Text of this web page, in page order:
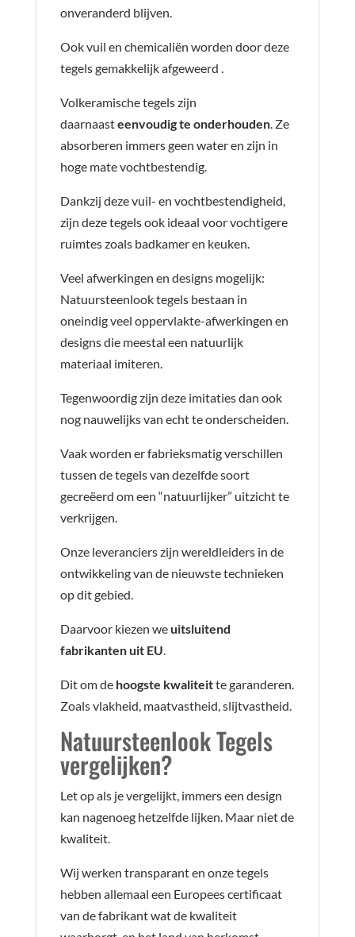
onveranderd blijven.
Ook vuil en chemicaliën worden door deze
tegels gemakkelijk afgeweerd .
Volkeramische tegels zijn
daarnaasteenvoudig te onderhouden. Ze
absorberen immers geen water en zijn in
hoge mate vochtbestendig.
Dankzij deze vuil- en vochtbestendigheid,
zijn deze tegels ook ideaal voor vochtigere
ruimtes zoals badkamer en keuken.
Veel afwerkingen en designs mogelijk:
Natuursteenlook tegels bestaan in
oneindig veel oppervlakte-afwerkingen en
designs die meestal een natuurlijk
materiaal imiteren.
Tegenwoordig zijn deze imitaties dan ook
nog nauwelijks van echt te onderscheiden.
Vaak worden er fabrieksmatig verschillen
tussen de tegels van dezelfde soort
gecreëerd om een “natuurlijker” uitzicht te
verkrijgen.
Onze leveranciers zijn wereldleiders in de
ontwikkeling van de nieuwste technieken
op dit gebied.
Daarvoor kiezen we uitsluitend
fabrikanten uit EU.
Dit om de hoogste kwaliteitte garanderen.
Zoals vlakheid, maatvastheid, slijtvastheid.
Natuursteenlook Tegels
vergelijken?
Let op als je vergelijkt, immers een design
kan nagenoeg hetzelfde lijken. Maar niet de
kwaliteit.
Wij werken transparant en onze tegels
hebben allemaal een Europees certificaat
van de fabrikant wat de kwaliteit